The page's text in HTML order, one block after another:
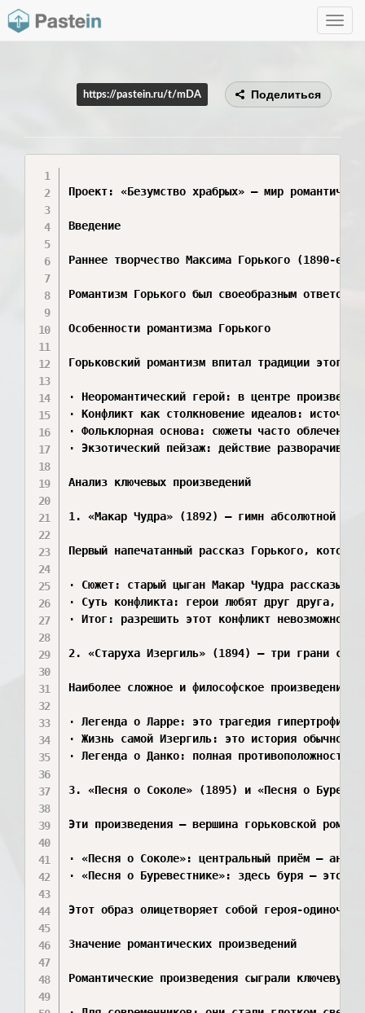
Toggle
https://pastein.ru/t/mDA Поделиться
Проект: «Безумство храбрых» — мир
Введение
Раннее творчество Максима Горького (1890-е
Романтизм Горького был своеобразным
Особенности романтизма Горького
Горьковский романтизм впитал традиции этого
· Неоромантический герой: в центре
· Конфликт как столкновение идеалов:
· Фольклорная основа: сюжеты часто облечены
· Экзотический пейзаж: действие
Анализ ключевых произведений
1. «Макар Чудра» (1892) — гимн абсолютной
Первый напечатанный рассказ Горького,
· Сюжет: старый цыган Макар Чудра
· Суть конфликта: герои любят друг друга, но
· Итог: разрешить этот конфликт невозможно.
2. «Старуха Изергиль» (1894) — три грани
Наиболее сложное и философское
· Легенда о Ларре: это трагедия
· Жизнь самой Изергиль: это история
· Легенда о Данко: полная
3. «Песня о Соколе» (1895) и «Песня о
Эти произведения — вершина горьковской
· «Песня о Соколе»: центральный приём —
· «Песня о Буревестнике»: здесь буря — это
Этот образ олицетворяет собой героя-
Значение романтических произведений
Романтические произведения сыграли